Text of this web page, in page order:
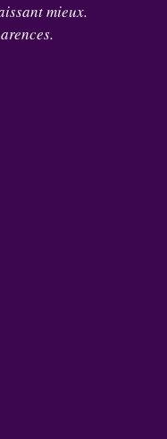
mieux.